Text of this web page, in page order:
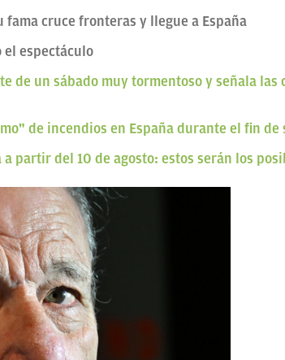
cruce fronteras y llegue a España
el espectáculo
de un sábado muy tormentoso y señala
de incendios en España durante el fin de
partir del 10 de agosto: estos serán los